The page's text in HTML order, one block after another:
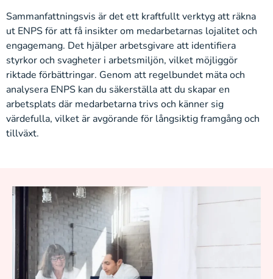
Sammanfattningsvis är det ett kraftfullt verktyg att räkna
ut ENPS för att få insikter om medarbetarnas lojalitet och
engagemang. Det hjälper arbetsgivare att identifiera
styrkor och svagheter i arbetsmiljön, vilket möjliggör
riktade förbättringar. Genom att regelbundet mäta och
analysera ENPS kan du säkerställa att du skapar en
arbetsplats där medarbetarna trivs och känner sig
värdefulla, vilket är avgörande för långsiktig framgång och
tillväxt.